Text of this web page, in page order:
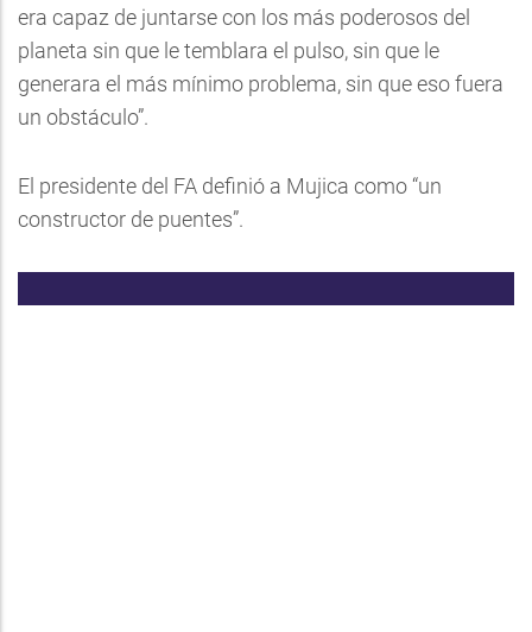
era capaz de juntarse con los más poderosos del
planeta sin que le temblara el pulso, sin que le
generara el más mínimo problema, sin que eso fuera
un obstáculo”.
El presidente del FA definió a Mujica como “un
constructor de puentes”.